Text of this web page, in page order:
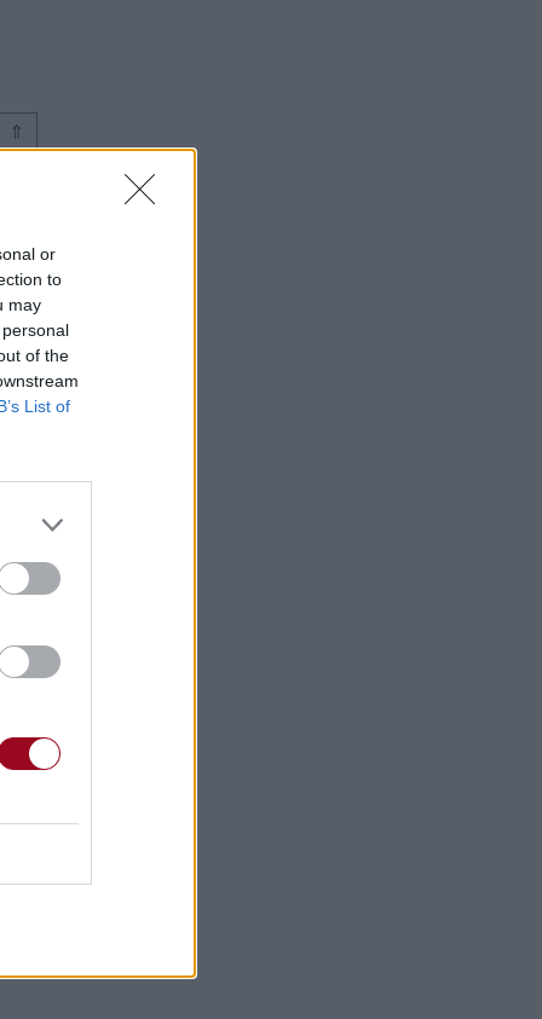
or
to
may
of the
List of
⇑